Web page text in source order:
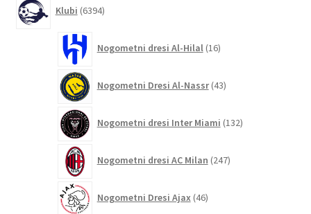
Klubi 6394izdelkov
Nogometni dresi Al-Hilal 16izdelkov
Nogometni Dresi Al-Nassr 43izdelkov
Nogometni dresi Inter Miami 132izdelkov
Nogometni dresi AC Milan 247izdelkov
Nogometni Dresi Ajax 46izdelkov